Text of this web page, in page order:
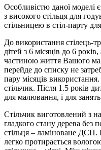
Особливістю даної моделі
з високого стільця для
стільницею в стіл-парту
До використання стілець-
дітей з 6 місяців до 6
частиною життя Вашого
перейде до списку не
пару місяців
стільчик. Після 1.5 років
для малювання, і для занять
Стільчик виготовлений з
гладкого стану дерева без
стільця – ламіноване
легко протирається